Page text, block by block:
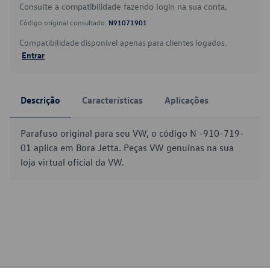
Consulte a compatibilidade fazendo login na sua conta.
Código original consultado: N91071901
Compatibilidade disponível apenas para clientes logados.
Entrar
Descrição Características Aplicações
Parafuso original para seu VW, o código N -910-719-
01 aplica em Bora Jetta. Peças VW genuínas na sua
loja virtual oficial da VW.